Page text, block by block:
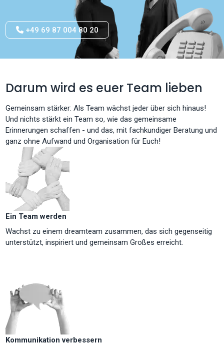
+49 69 87 004 80 20
Darum wird es euer Team lieben
Gemeinsam stärker: Als Team wächst jeder über sich hinaus!
Und nichts stärkt ein Team so, wie das gemeinsame
Erinnerungen schaffen - und das, mit fachkundiger Beratung und
ganz ohne Aufwand und Organisation für Euch!
Ein Team werden
Wachst zu einem dreamteam zusammen, das sich gegenseitig
unterstützt, inspiriert und gemeinsam Großes erreicht.
Kommunikation verbessern